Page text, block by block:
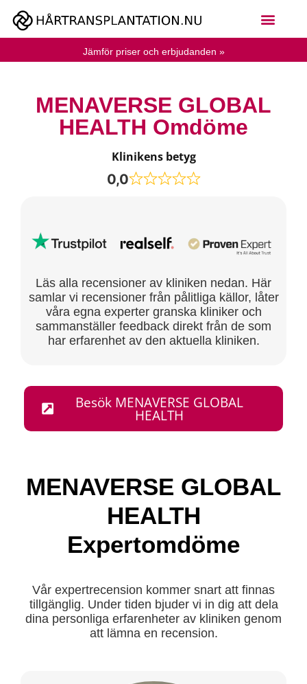
Jämför priser och erbjudanden »
MENAVERSE GLOBAL
HEALTH Omdöme
Klinikens betyg
0,0
Läs alla recensioner av kliniken nedan. Här
samlar vi recensioner från pålitliga källor, låter
våra egna experter granska kliniker och
sammanställer feedback direkt från de som
har erfarenhet av den aktuella kliniken.
Besök MENAVERSE GLOBAL
HEALTH
MENAVERSE GLOBAL
HEALTH
Expertomdöme
Vår expertrecension kommer snart att finnas
tillgänglig. Under tiden bjuder vi in dig att dela
dina personliga erfarenheter av kliniken genom
att lämna en recension.